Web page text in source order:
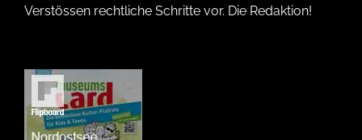
Verstössen rechtliche Schritte vor. Die Redaktion!